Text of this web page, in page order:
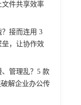
文件共享效率
接而连用 3
，让协作效
、管理乱？5 款
解企业办公传